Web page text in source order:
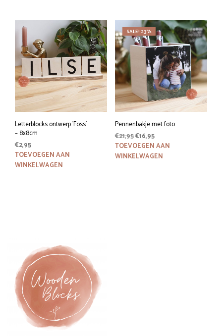
Letterblocks ontwerp ´Foss´
– 8x8cm
€2,95
TOEVOEGEN AAN
WINKELWAGEN
SALE! 23%
Pennenbakje met foto
€21,95Oorspronkelijke
prijs
was:
€16,95Huidige
prijs
is:
TOEVOEGEN AAN
WINKELWAGEN